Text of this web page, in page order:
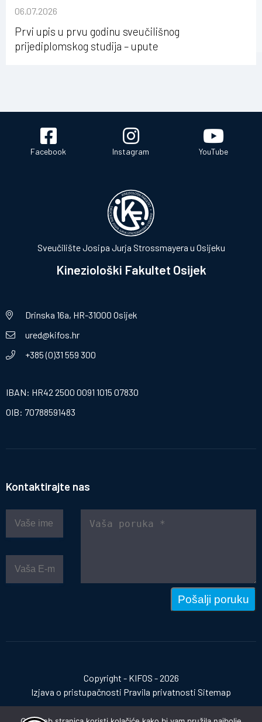
Osijeku
06.07.2026
Prvi upis u prvu godinu sveučilišnog
prijediplomskog studija – upute
Facebook Instagram YouTube
Sveučilište Josipa Jurja Strossmayera u Osijeku
Kineziološki Fakultet Osijek
Drinska 16a, HR-31000 Osijek
ured@kifos.hr
+385 (0)31 559 300
IBAN: HR42 2500 0091 1015 07830
OIB: 70788591483
Kontaktirajte nas
Pošalji poruku
Copyright - KIFOS - 2026
Izjava o pristupačnosti Pravila privatnosti Sitemap